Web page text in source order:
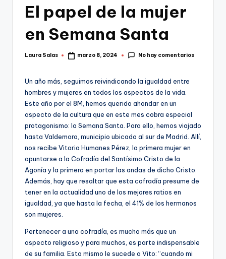
El papel de la mujer
en Semana Santa
Publicado
Laura Salas marzo 8, 2024 No hay comentarios
Un año más, seguimos reivindicando la igualdad entre
hombres y mujeres en todos los aspectos de la vida.
Este año por el 8M, hemos querido ahondar en un
aspecto de la cultura que en este mes cobra especial
protagonismo: la Semana Santa. Para ello, hemos viajado
hasta Valdemoro, municipio ubicado al sur de Madrid. Allí,
nos recibe Vitoria Humanes Pérez, la primera mujer en
apuntarse a la Cofradía del Santísimo Cristo de la
Agonía y la primera en portar las andas de dicho Cristo.
Además, hay que resaltar que esta cofradía presume de
tener en la actualidad uno de los mejores ratios en
igualdad, ya que hasta la fecha, el 41% de los hermanos
son mujeres.
Pertenecer a una cofradía, es mucho más que un
aspecto religioso y para muchos, es parte indispensable
de su familia. Esto mismo le sucede a Vito: “cuando mi